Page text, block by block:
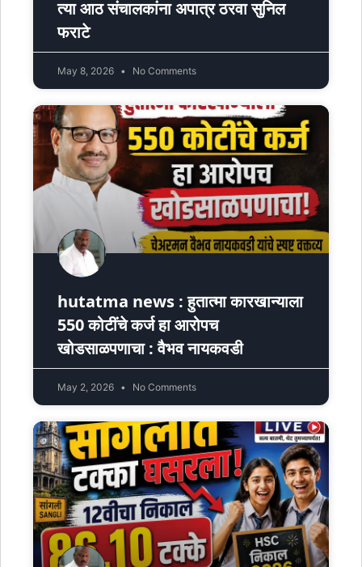
त्या आठ संचालकांना अपात्र ठरवा सुनिल
फराटे
May 8, 2026 No Comments
hutatma news : हुतात्मा कारखान्याला
550 कोटींचे कर्ज हा आरोपच
खोडसाळपणाचा : वैभव नायकवडी
May 2, 2026 No Comments